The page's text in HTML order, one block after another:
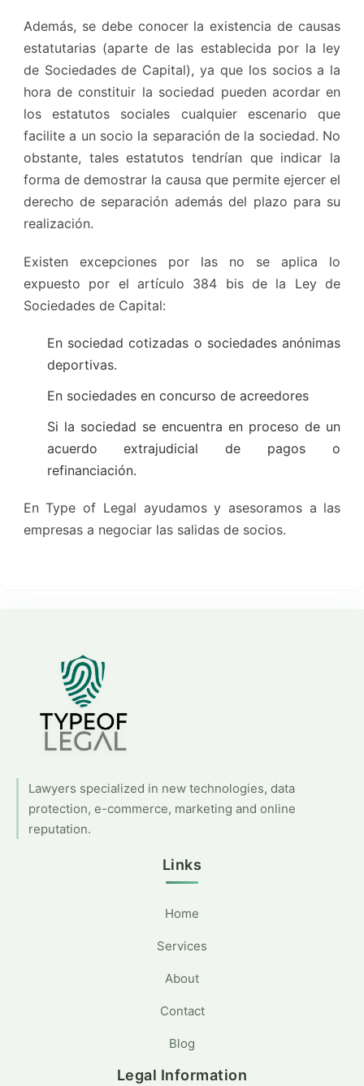
Además, se debe conocer la existencia de causas
estatutarias (aparte de las establecida por la ley
de Sociedades de Capital), ya que los socios a la
hora de constituir la sociedad pueden acordar en
los estatutos sociales cualquier escenario que
facilite a un socio la separación de la sociedad. No
obstante, tales estatutos tendrían que indicar la
forma de demostrar la causa que permite ejercer el
derecho de separación además del plazo para su
realización.
Existen excepciones por las no se aplica lo
expuesto por el artículo 384 bis de la Ley de
Sociedades de Capital:
En sociedad cotizadas o sociedades anónimas
deportivas.
En sociedades en concurso de acreedores
Si la sociedad se encuentra en proceso de un
acuerdo extrajudicial de pagos o
refinanciación.
En Type of Legal ayudamos y asesoramos a las
empresas a negociar las salidas de socios.
Lawyers specialized in new technologies, data
protection, e-commerce, marketing and online
reputation.
Links
Home
Services
About
Contact
Blog
Legal Information